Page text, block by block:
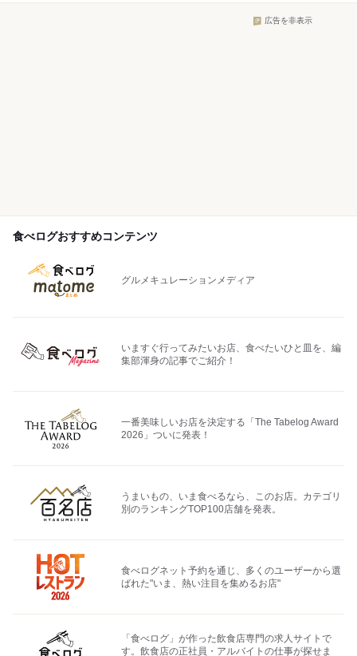
広告を非表示
食べログおすすめコンテンツ
グルメキュレーションメディア
いますぐ行ってみたいお店、食べたいひと皿を、編
集部渾身の記事でご紹介！
一番美味しいお店を決定する「The Tabelog Award
2026」ついに発表！
うまいもの、いま食べるなら、このお店。カテゴリ
別のランキングTOP100店舗を発表。
食べログネット予約を通じ、多くのユーザーから選
ばれた"いま、熱い注目を集めるお店"
「食べログ」が作った飲食店専門の求人サイトで
す。飲食店の正社員・アルバイトの仕事が探せま